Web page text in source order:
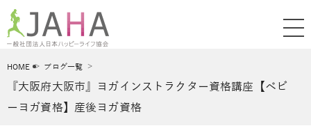
HOME ブログ一覧
『大阪府大阪市』ヨガインストラクター資格講座【ベビ
ーヨガ資格】産後ヨガ資格